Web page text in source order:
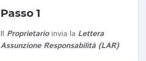
Passo 1
Il Proprietarioinvia la Lettera
Assunzione Responsabilità (LAR)